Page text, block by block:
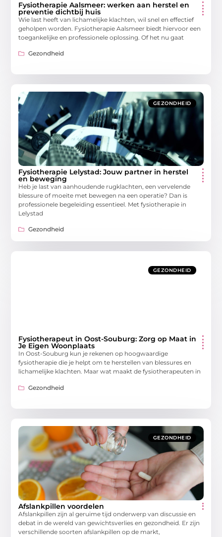
Fysiotherapie Aalsmeer: werken aan herstel en
preventie dichtbij huis
Wie last heeft van lichamelijke klachten, wil snel en effectief
geholpen worden. Fysiotherapie Aalsmeer biedt hiervoor een
toegankelijke en professionele oplossing. Of het nu gaat
Gezondheid
GEZONDHEID
Fysiotherapie Lelystad: Jouw partner in herstel
en beweging
Heb je last van aanhoudende rugklachten, een vervelende
blessure of moeite met bewegen na een operatie? Dan is
professionele begeleiding essentieel. Met fysiotherapie in
Lelystad
Gezondheid
GEZONDHEID
Fysiotherapeut in Oost-Souburg: Zorg op Maat in
Je Eigen Woonplaats
In Oost-Souburg kun je rekenen op hoogwaardige
fysiotherapie die je helpt om te herstellen van blessures en
lichamelijke klachten. Maar wat maakt de fysiotherapeuten in
Gezondheid
GEZONDHEID
Afslankpillen voordelen
Afslankpillen zijn al geruime tijd onderwerp van discussie en
debat in de wereld van gewichtsverlies en gezondheid. Er zijn
verschillende soorten afslankpillen op de markt,